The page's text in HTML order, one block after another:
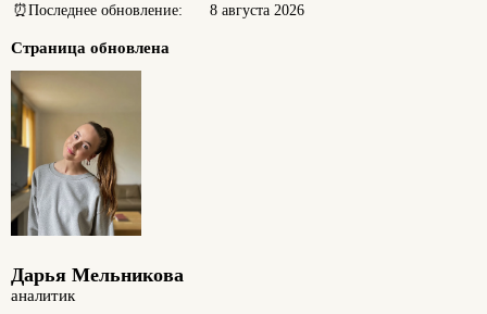
⏰Последнее обновление: 8 августа 2026
Страница обновлена
Дарья Мельникова
аналитик